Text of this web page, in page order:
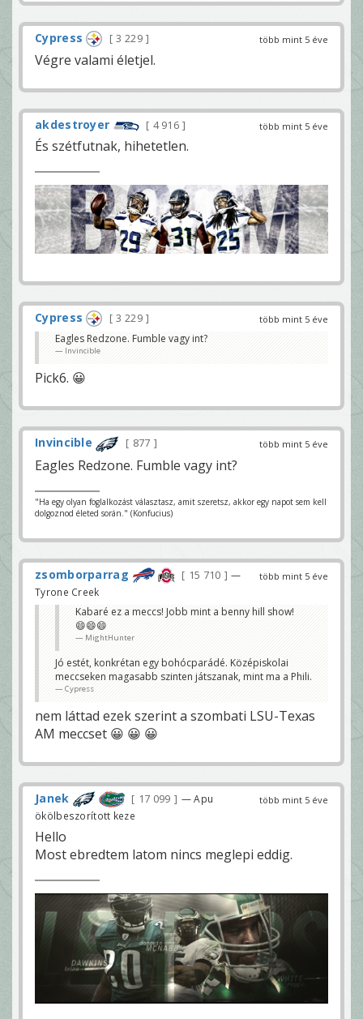
több mint 5 éve
Cypress 3 229
Végre valami életjel.
több mint 5 éve
akdestroyer 4 916
És szétfutnak, hihetetlen.
több mint 5 éve
Cypress
3 229
Eagles Redzone. Fumble vagy int?
Invincible
Pick6. 😀
több mint 5 éve
Invincible 877
Eagles Redzone. Fumble vagy int?
"Ha egy olyan foglalkozást választasz, amit szeretsz, akkor egy napot sem kell
dolgoznod életed során." (Konfucius)
több mint 5 éve
zsomborparrag 15 710
—
Tyrone Creek
Kabaré ez a meccs! Jobb mint a benny hill show!
😄😄😄
MightHunter
Jó estét, konkrétan egy bohócparádé. Középiskolai
meccseken magasabb szinten játszanak, mint ma a Phili.
Cypress
nem láttad ezek szerint a szombati LSU-Texas
AM meccset 😀 😀 😀
több mint 5 éve
Janek 17 099
— Apu
ökölbeszorított keze
Hello
Most ebredtem latom nincs meglepi eddig.